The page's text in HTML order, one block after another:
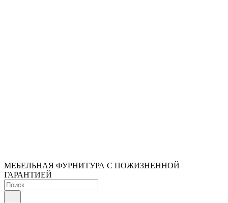
МЕБЕЛЬНАЯ ФУРНИТУРА С ПОЖИЗНЕННОЙ
ГАРАНТИЕЙ